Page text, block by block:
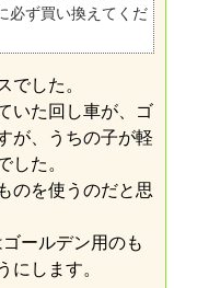
必ず買い換えてくだ
した。
いた回し車が、ゴ
が、うちの子が軽
た。
のを使うのだと思
ールデン用のも
します。